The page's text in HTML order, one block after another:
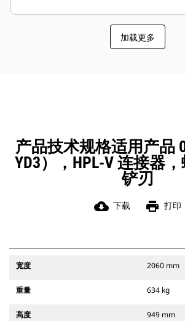
加载更多
产品技术规格适用产品
YD3），HPL-V 连接器
铲刃
cloud_download 下载 print 打印
宽度 2060 mm
重量 634 kg
高度 949 mm